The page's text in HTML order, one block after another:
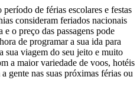
de férias escolares e festas
consideram feriados nacionais
o preço das passagens pode
de programar a sua ida para
sua viagem do seu jeito e muito
a maior variedade de voos, hotéis
gente nas suas próximas férias ou